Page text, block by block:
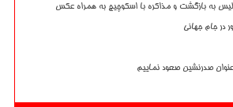
به بازگشت و مذاکره با اسکوچیچ به همراه عکس
در جام جهانی
عنوان صدرنشین صعود نماییم